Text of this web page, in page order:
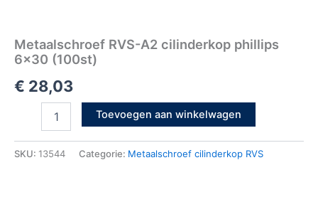
Metaalschroef RVS-A2 cilinderkop phillips
6×30 (100st)
€ 28,03
Toevoegen aan winkelwagen
SKU: 13544 Categorie: Metaalschroef cilinderkop RVS